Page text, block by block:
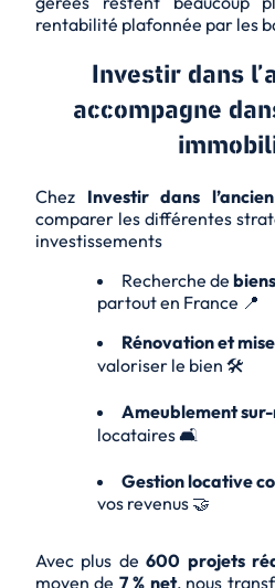
rentabilité plafonnée par les
Investir dans
accompagne
Chez Investir dans l’ancien
comparer les différentes
investissements
Recherche de
partout en France 📍
Rénovation et
valoriser le bien 🛠️
Ameublement
locataires 🛋️
Gestion locative
vos revenus 🤝
Avec plus de600 projets
moyen de 7 % net, nous